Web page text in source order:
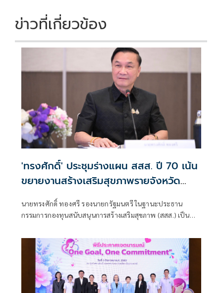
k k
ข่าวที่เกี่ยวข้อง
'ทรงศักดิ์' ประชุมร่างแผน สสส. ปี 70 เน้น
ขยายงานสร้างเสริมสุขภาพรายจังหวัด
หนุนขับเคลื่อนใช้ข้อมูลเชิงพื้นที่ เล็งวัดผล
ได้ภายใน 1 ปี
นายทรงศักดิ์ ทองศรี รองนายกรัฐมนตรี ในฐานะประธาน
กรรมการกองทุนสนับสนุนการสร้างเสริมสุขภาพ (สสส.) เป็น
ประจำปี 2570 โดยมีกรรมการกองทุนฯ กรรมการบริหารแผน
ร่วมแลกเปลี่ยนความคิดเห็นพร้อมกำหนดทิศทางการพิจารณา
ร่างแผนฯ ประจำปี 2570